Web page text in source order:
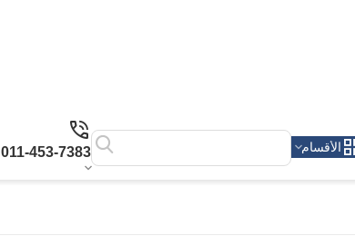
الأقسام 011-453-7383